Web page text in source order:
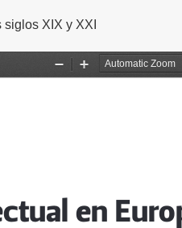
XIX y XXI